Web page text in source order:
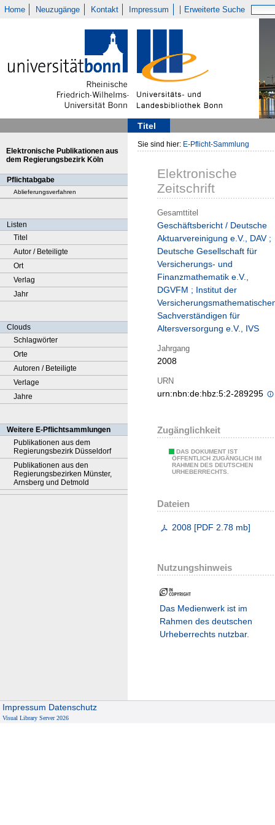
Home Neuzugänge Kontakt Impressum Erweiterte Suche
Titel
Elektronische Publikationen aus
dem Regierungsbezirk Köln
Pflichtabgabe
Ablieferungsverfahren
Listen
Titel
Autor / Beteiligte
Ort
Verlag
Jahr
Clouds
Schlagwörter
Orte
Autoren / Beteiligte
Verlage
Jahre
Weitere E-Pflichtsammlungen
Publikationen aus dem
Regierungsbezirk Düsseldorf
Publikationen aus den
Regierungsbezirken Münster,
Arnsberg und Detmold
Sie sind hier: E-Pflicht-Sammlung
Elektronische
Zeitschrift
Gesamttitel
Geschäftsbericht / Deutsche
Aktuarvereinigung e.V., DAV ;
Deutsche Gesellschaft für
Versicherungs- und
Finanzmathematik e.V.,
DGVFM ; Institut der
Sachverständigen für
Altersversorgung e.V., IVS
Jahrgang
2008
URN
urn:nbn:de:hbz:5:2-289295
Zugänglichkeit
DAS DOKUMENT IST
ÖFFENTLICH ZUGÄNGLICH IM
RAHMEN DES DEUTSCHEN
URHEBERRECHTS.
Dateien
2008 [PDF 2.78 mb]
Nutzungshinweis
Das Medienwerk ist im
Rahmen des deutschen
Urheberrechts nutzbar.
Impressum Datenschutz
Visual Library Server 2026